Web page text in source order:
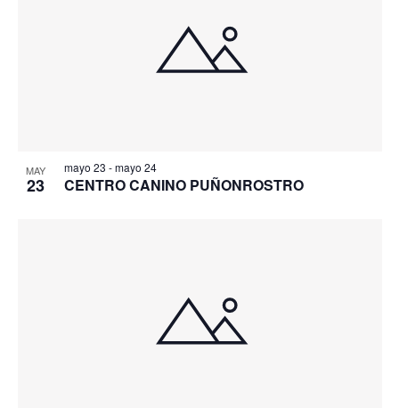
MAY
23
mayo 23 -mayo 24
CENTRO CANINO PUÑONROSTRO